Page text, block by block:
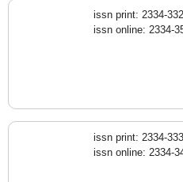
issn print: 2334-
issn online: 2334-
issn print: 2334-
issn online: 2334-